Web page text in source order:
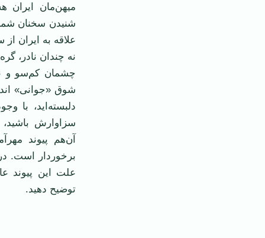
میهن‌مان ایران
شنیدن سخنان
علاقه به ایران
نه چندان نادر،
چشمان کم‌سو و
شوق «جوانی»
دلبسته‌اید، با
سزاوارش
آن‌هم پیوند
برخوردار است.
علت این پیوند
توضیح دهید.